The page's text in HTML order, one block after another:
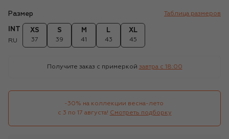
Размер Таблица размеров
INT
RU
XS
37
S
39
M
41
L
43
XL
45
Получите заказ с примеркой завтра c 18:00
-30% на коллекции весна-лето
с 3 по 17 августа! Смотреть подборку